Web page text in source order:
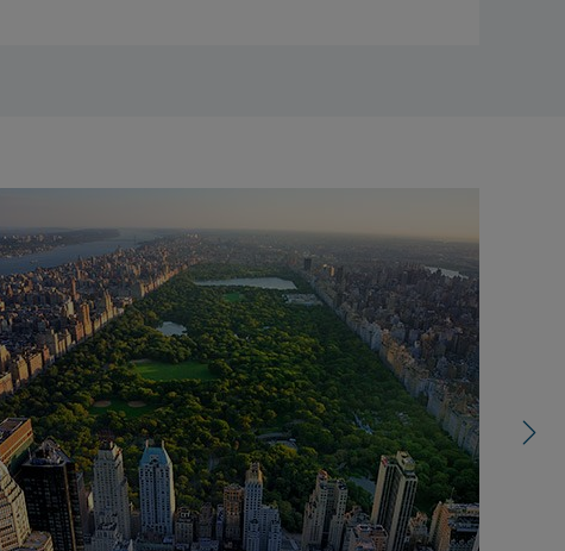
carousel
control